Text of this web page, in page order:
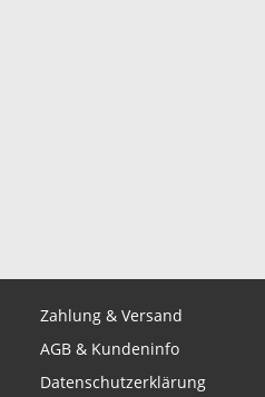
Zahlung & Versand
AGB & Kundeninfo
Datenschutzerklärung